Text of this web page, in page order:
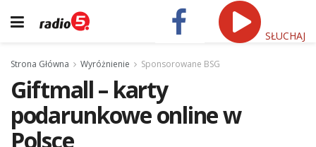
SŁUCHAJ
Strona Główna Wyróżnienie Sponsorowane BSG
Giftmall – karty
podarunkowe online w
Polsce